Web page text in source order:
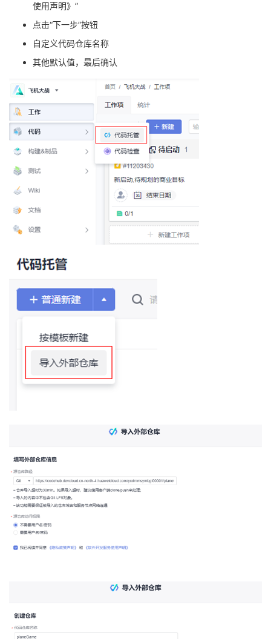
使用声明》”
点击“下一步”按钮
自定义代码仓库名称
其他默认值，最后确认